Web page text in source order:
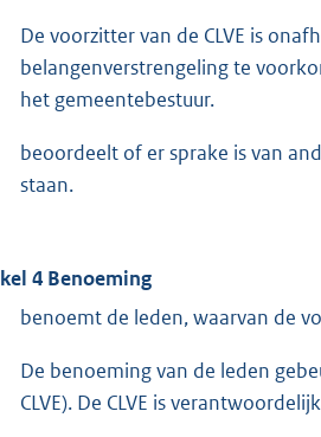
De voorzitter van de CLVE is
belangenverstrengeling te
het gemeentebestuur.
beoordeelt of er sprake is van
staan.
4 Benoeming
benoemt de leden, waarvan de
De benoeming van de leden
CLVE). De CLVE is